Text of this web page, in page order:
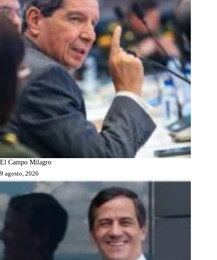
El Campo Milagro
9 agosto, 2026